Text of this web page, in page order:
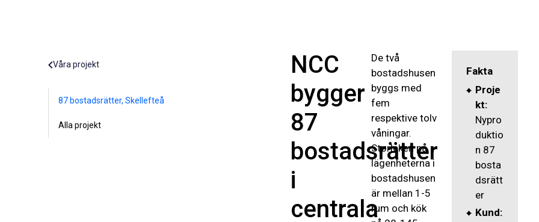
Våra projekt
87 bostadsrätter, Skellefteå
Alla projekt
NCC
bygger
87
bostadsrätter
i
centrala
De två
bostadshusen
byggs med
fem
respektive tolv
våningar.
Storleken på
lägenheterna i
bostadshusen
är mellan 1-5
rum och kök
Fakta
Proje
kt:
Nypro
duktio
n 87
bosta
dsrätt
er
Kund: